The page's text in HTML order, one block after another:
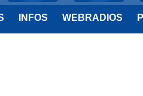
INFOS WEBRADIOS